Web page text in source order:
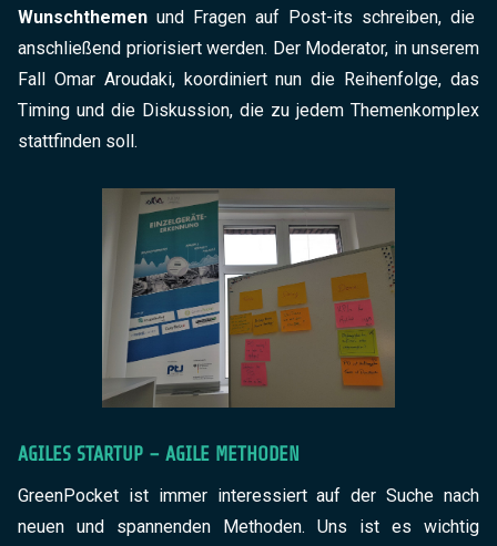
Wunschthemen und Fragen auf Post-its schreiben, die
anschließend priorisiert werden. Der Moderator, in unserem
Fall Omar Aroudaki, koordiniert nun die Reihenfolge, das
Timing und die Diskussion, die zu jedem Themenkomplex
stattfinden soll.
AGILES STARTUP – AGILE METHODEN
GreenPocket ist immer interessiert auf der Suche nach
neuen und spannenden Methoden. Uns ist es wichtig